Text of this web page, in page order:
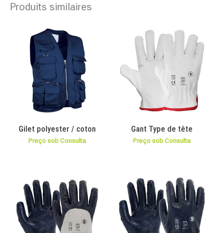
Produits similaires
Gilet polyester / coton
Preço sob Consulta
Gant Type de tête
Preço sob Consulta